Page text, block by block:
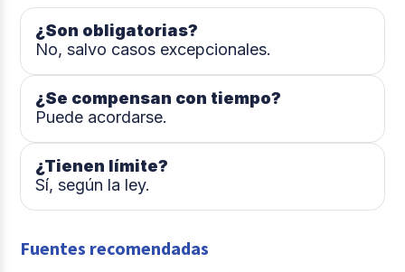
¿Son obligatorias?
No, salvo casos excepcionales.
¿Se compensan con tiempo?
Puede acordarse.
¿Tienen límite?
Sí, según la ley.
Fuentes recomendadas